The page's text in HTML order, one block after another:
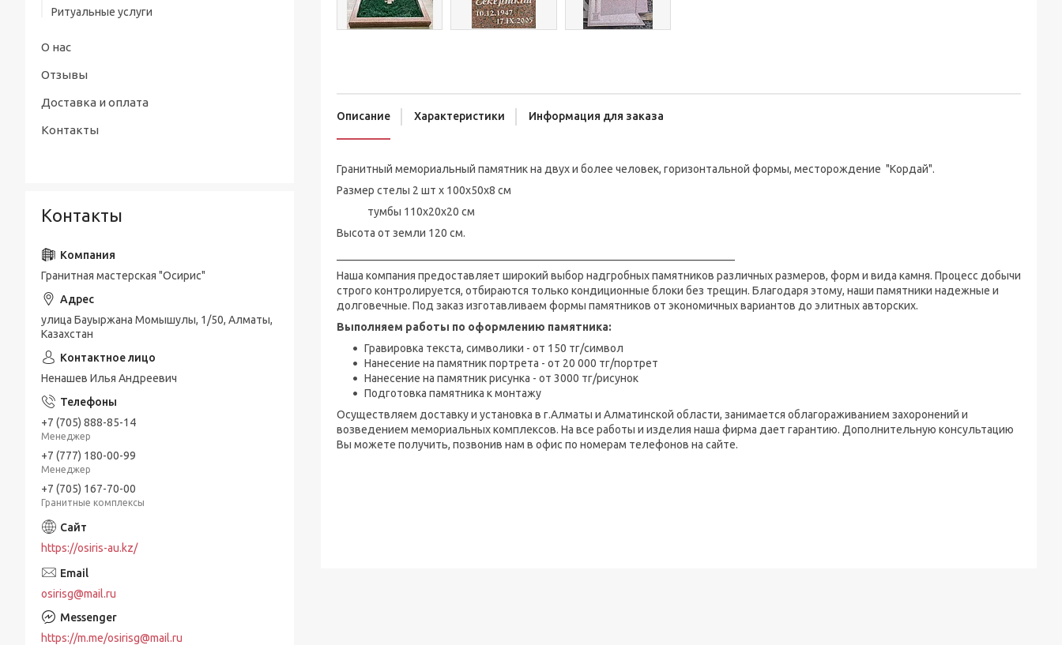
Описание Характеристики Информация для заказа
Гранитный мемориальный памятник на двух и более человек, горизонтальной формы, месторождение "Кордай".
Размер стелы 2 шт х 100х50х8 см
тумбы 110х20х20 см
Высота от земли 120 см.
Наша компания предоставляет широкий выбор надгробных памятников различных размеров, форм и вида камня. Процесс добычи
строго контролируется, отбираются только кондиционные блоки без трещин. Благодаря этому, наши памятники надежные и
долговечные. Под заказ изготавливаем формы памятников от экономичных вариантов до элитных авторских.
Выполняем работы по оформлению памятника:
Гравировка текста, символики - от 150 тг/символ
Нанесение на памятник портрета - от 20 000 тг/портрет
Нанесение на памятник рисунка - от 3000 тг/рисунок
Подготовка памятника к монтажу
Осуществляем доставку и установка в г.Алматы и Алматинской области, занимается облагораживанием захоронений и
возведением мемориальных комплексов. На все работы и изделия наша фирма дает гарантию. Дополнительную консультацию
Вы можете получить, позвонив нам в офис по номерам телефонов на сайте.
Ритуальные услуги
О нас
Отзывы
Доставка и оплата
Контакты
Контакты
Гранитная мастерская "Осирис"
улица Бауыржана Момышулы, 1/50, Алматы,
Казахстан
Ненашев Илья Андреевич
+7 (705) 888-85-14
Менеджер
+7 (777) 180-00-99
Менеджер
+7 (705) 167-70-00
Гранитные комплексы
https://osiris-au.kz/
osirisg@mail.ru
https://m.me/osirisg@mail.ru